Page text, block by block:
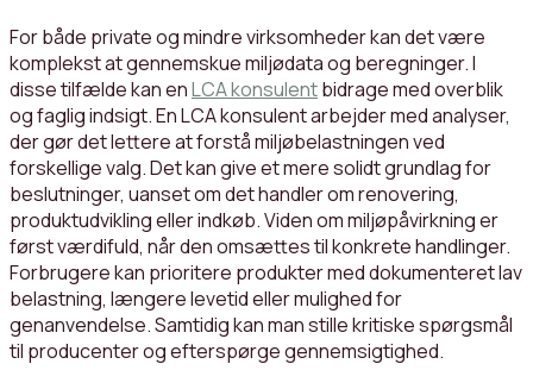
For både private og mindre virksomheder kan det være
komplekst at gennemskue miljødata og beregninger. I
disse tilfælde kan enLCA konsulentbidrage med overblik
og faglig indsigt. En LCA konsulent arbejder med analyser,
der gør det lettere at forstå miljøbelastningen ved
forskellige valg. Det kan give et mere solidt grundlag for
beslutninger, uanset om det handler om renovering,
produktudvikling eller indkøb. Viden om miljøpåvirkning er
først værdifuld, når den omsættes til konkrete handlinger.
Forbrugere kan prioritere produkter med dokumenteret lav
belastning, længere levetid eller mulighed for
genanvendelse. Samtidig kan man stille kritiske spørgsmål
til producenter og efterspørge gennemsigtighed.